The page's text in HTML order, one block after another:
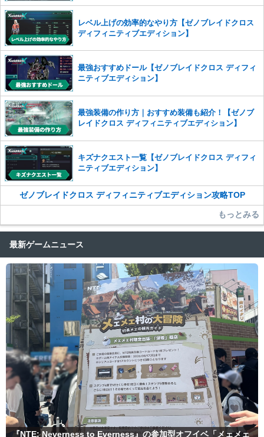
また、過度な利用規約の違反や、弊社に損害の及ぶ内容の書き込みがあ
った場合は、法的措置をとらせていただく場合もございますので、あら
かじめご理解くださいませ。レベル上げの効率的なやり方【ゼノブレイドクロス
ディフィニティブエディション】
最強おすすめドール【ゼノブレイドクロス ディフィ
ニティブエディション】
最強装備の作り方｜おすすめ装備も紹介！【ゼノブ
レイドクロス ディフィニティブエディション】
キズナクエスト一覧【ゼノブレイドクロス ディフィ
ニティブエディション】
ゼノブレイドクロス ディフィニティブエディション攻略TOP
もっとみる
最新ゲームニュース
『NTE: Neverness to Everness』の参加型オフイベ「メェメェ